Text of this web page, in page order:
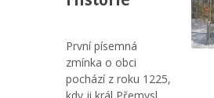
První písemná
zmínka o obci
pochází z roku 1225,